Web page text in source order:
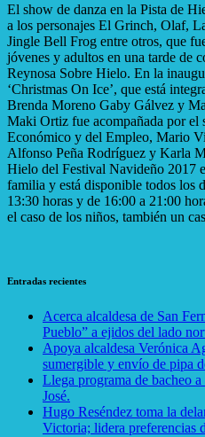
El show de danza en la Pista de
a los personajes El Grinch, Olaf,
Jingle Bell Frog entre otros, que
jóvenes y adultos en una tarde de
Reynosa Sobre Hielo. En la
‘Christmas On Ice’, que está
Brenda Moreno Gaby Gálvez y
Maki Ortiz fue acompañada por el
Económico y del Empleo, Mario
Alfonso Peña Rodríguez y Karla
Hielo del Festival Navideño 2017
familia y está disponible todos los
13:30 horas y de 16:00 a 21:00
el caso de los niños, también un
Entradas recientes
Acerca alcaldesa de San
Pueblo” a ejidos del lado
Apoya alcaldesa Verónica
sumergible y envío de pipa
Llega programa de bacheo
José.
Hugo Reséndez toma la
Victoria; lidera preferencias